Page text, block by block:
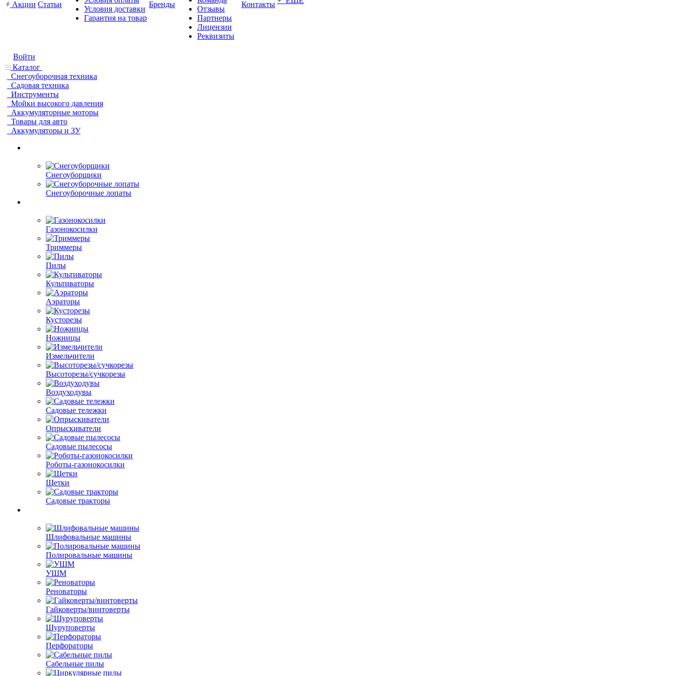
Акции Статьи
Условия доставки
Гарантия на товар
Бренды
Отзывы
Партнеры
Лицензии
Реквизиты
Контакты
Войти
Каталог
Снегоуборочная техника
Садовая техника
Инструменты
Мойки высокого давления
Аккумуляторные моторы
Товары для авто
Аккумуляторы и ЗУ
Снегоуборщики
Снегоуборочные лопаты
Газонокосилки
Триммеры
Пилы
Культиваторы
Аэраторы
Кусторезы
Ножницы
Измельчители
Высоторезы/сучкорезы
Воздуходувы
Садовые тележки
Опрыскиватели
Садовые пылесосы
Роботы-газонокосилки
Щетки
Садовые тракторы
Шлифовальные машины
Полировальные машины
УШМ
Реноваторы
Гайковерты/винтоверты
Шуруповерты
Перфораторы
Сабельные пилы